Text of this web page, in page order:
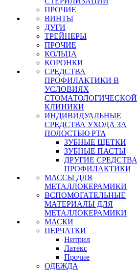
ПРОЧИЕ
ВИНТЫ
ДУГИ
ТРЕЙНЕРЫ
ПРОЧИЕ
КОЛЬЦА
КОРОНКИ
СРЕДСТВА
ПРОФИЛАКТИКИ В
УСЛОВИЯХ
СТОМАТОЛОГИЧЕСКОЙ
КЛИНИКИ
ИНДИВИДУАЛЬНЫЕ
СРЕДСТВА УХОДА ЗА
ПОЛОСТЬЮ РТА
ЗУБНЫЕ ЩЕТКИ
ЗУБНЫЕ ПАСТЫ
ДРУГИЕ СРЕДСТВА
ПРОФИЛАКТИКИ
МАССЫ ДЛЯ
МЕТАЛЛОКЕРАМИКИ
ВСПОМОГАТЕЛЬНЫЕ
МАТЕРИАЛЫ ДЛЯ
МЕТАЛЛОКЕРАМИКИ
МАСКИ
ПЕРЧАТКИ
Нитрил
Латекс
Прочие
ОДЕЖДА